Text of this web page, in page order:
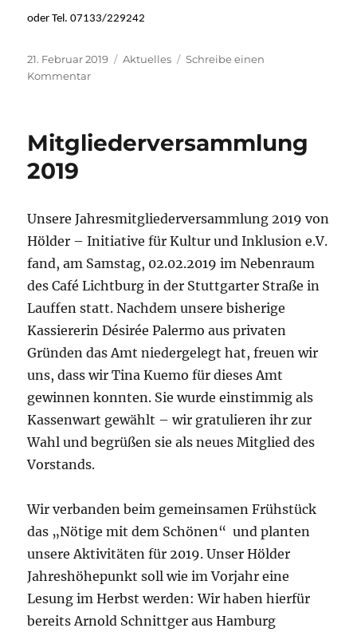
oder Tel. 07133/229242
Veröffentlicht
am
21. Februar 2019 Kategorien
Aktuelles
Schreibe einen
Kommentarzu
Volunteers
Mitgliederversammlung
2019
Unsere Jahresmitgliederversammlung 2019 von
Hölder – Initiative für Kultur und Inklusion e.V.
fand, am Samstag, 02.02.2019 im Nebenraum
des Café Lichtburg in der Stuttgarter Straße in
Lauffen statt. Nachdem unsere bisherige
Kassiererin Désirée Palermo aus privaten
Gründen das Amt niedergelegt hat, freuen wir
uns, dass wir Tina Kuemo für dieses Amt
gewinnen konnten. Sie wurde einstimmig als
Kassenwart gewählt – wir gratulieren ihr zur
Wahl und begrüßen sie als neues Mitglied des
Vorstands.
Wir verbanden beim gemeinsamen Frühstück
das „Nötige mit dem Schönen“ und planten
unsere Aktivitäten für 2019. Unser Hölder
Jahreshöhepunkt soll wie im Vorjahr eine
Lesung im Herbst werden: Wir haben hierfür
bereits Arnold Schnittger aus Hamburg